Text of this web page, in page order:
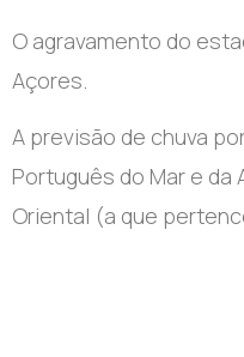
O agravamento do
Açores.
A previsão de chuva
Português do Mar e
Oriental (a que